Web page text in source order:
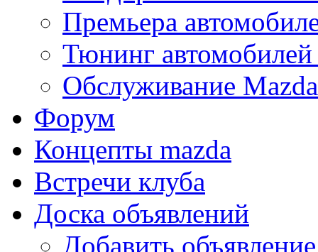
Премьера
Тюнинг
Обслуживание Mazda
Форум
Концепты mazda
Встречи клуба
Доска объявлений
Добавить объявление